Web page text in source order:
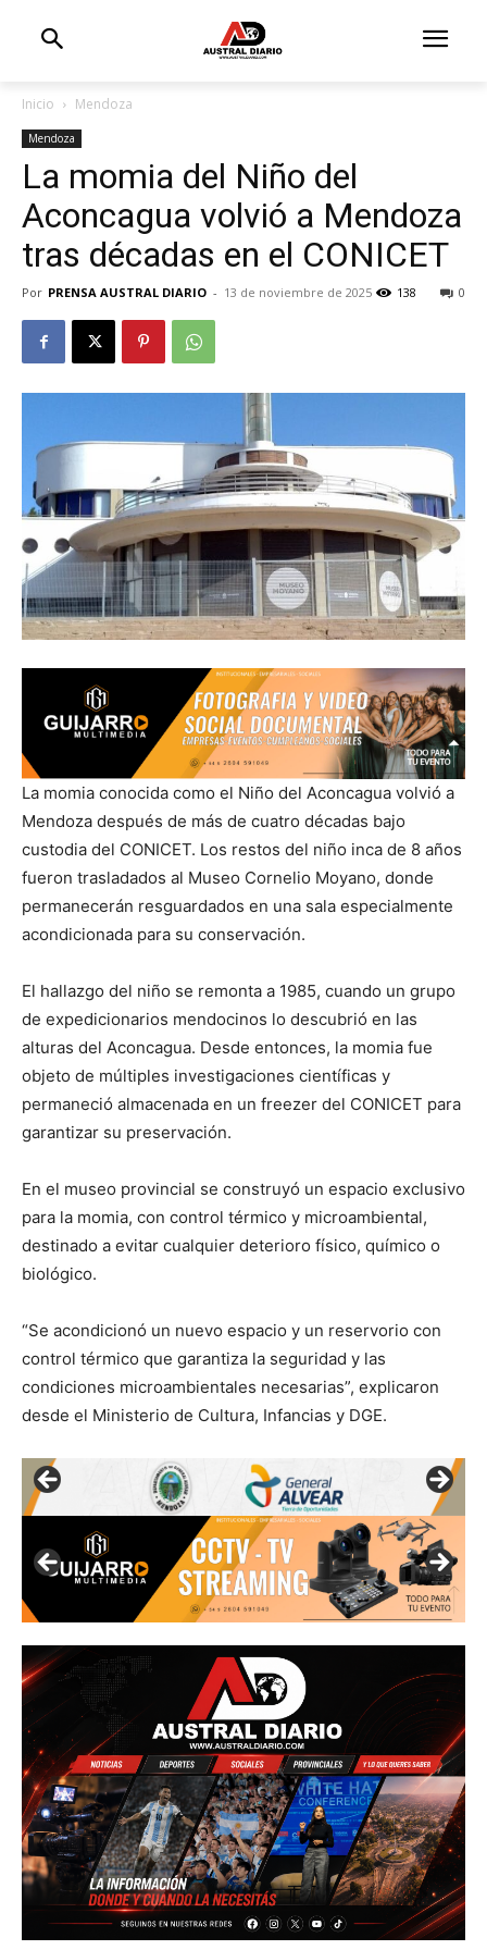
Inicio Mendoza
Mendoza
La momia del Niño del
Aconcagua volvió a Mendoza
tras décadas en el CONICET
Por PRENSA AUSTRAL DIARIO - 13 de noviembre de 2025 0
138
La momia conocida como el Niño del Aconcagua volvió a
Mendoza después de más de cuatro décadas bajo
custodia del CONICET. Los restos del niño inca de 8 años
fueron trasladados al Museo Cornelio Moyano, donde
permanecerán resguardados en una sala especialmente
acondicionada para su conservación.
El hallazgo del niño se remonta a 1985, cuando un grupo
de expedicionarios mendocinos lo descubrió en las
alturas del Aconcagua. Desde entonces, la momia fue
objeto de múltiples investigaciones científicas y
permaneció almacenada en un freezer del CONICET para
garantizar su preservación.
En el museo provincial se construyó un espacio exclusivo
para la momia, con control térmico y microambiental,
destinado a evitar cualquier deterioro físico, químico o
biológico.
“Se acondicionó un nuevo espacio y un reservorio con
control térmico que garantiza la seguridad y las
condiciones microambientales necesarias”, explicaron
desde el Ministerio de Cultura, Infancias y DGE.